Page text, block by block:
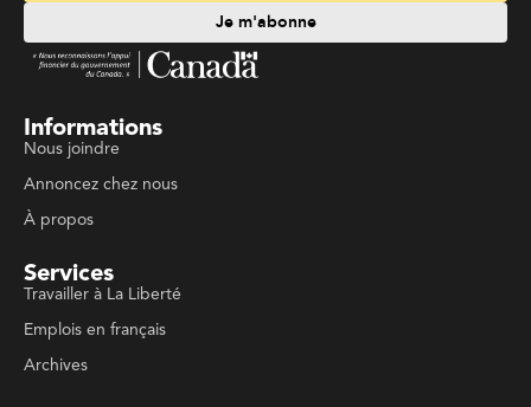
Je m'abonne
Informations
Nous joindre
Annoncez chez nous
À propos
Services
Travailler à La Liberté
Emplois en français
Archives